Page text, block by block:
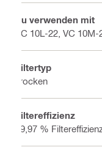
Zu verwenden mit
VC 10L-22, VC 10M-
Filtertyp
Trocken
Filtereffizienz
99,97 %